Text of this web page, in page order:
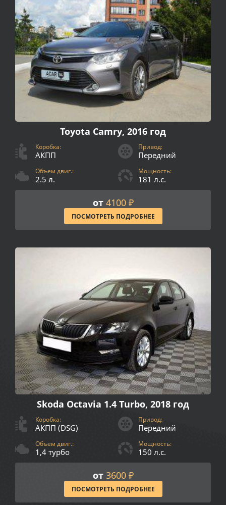
Toyota Camry, 2016 год
Коробка:
АКПП
Привод:
Передний
Объем двиг.:
2.5 л.
Мощность:
181 л.с.
от 4100 ₽
ПОСМОТРЕТЬ ПОДРОБНЕЕ
Skoda Octavia 1.4 Turbo, 2018 год
Коробка:
АКПП (DSG)
Привод:
Передний
Объем двиг.:
1,4 турбо
Мощность:
150 л.с.
от 3600 ₽
ПОСМОТРЕТЬ ПОДРОБНЕЕ